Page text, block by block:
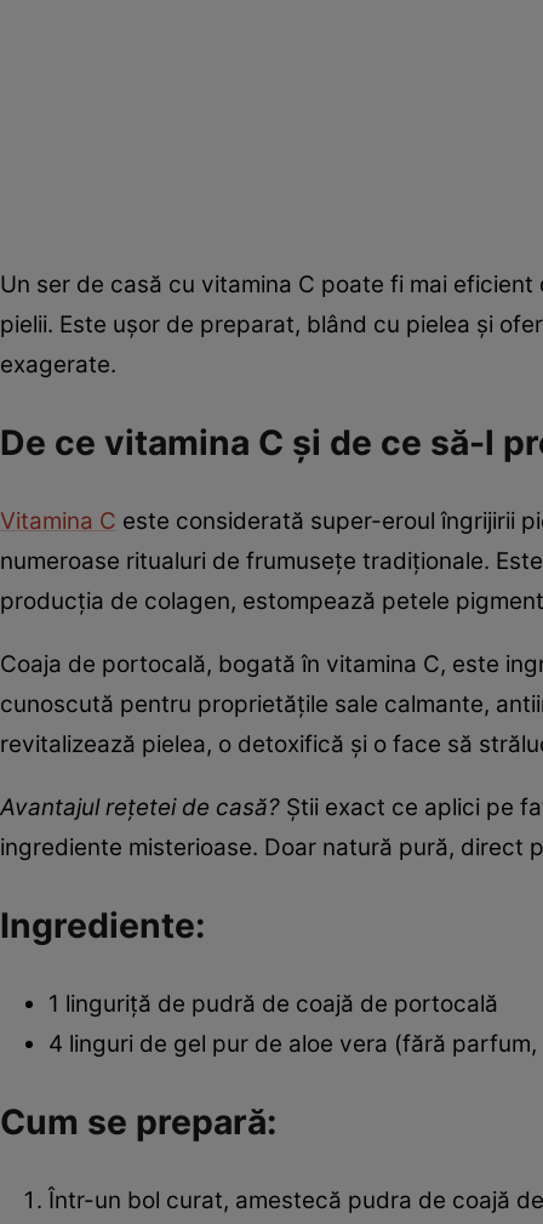
Un ser de casă cu vitamina C poate fi mai
pielii. Este ușor de preparat, blând cu pielea și
exagerate.
De ce vitamina C și de ce să-l
Vitamina C este considerată super-eroul îngrijirii
numeroase ritualuri de frumusețe tradiționale.
producția de colagen, estompează petele
Coaja de portocală, bogată în vitamina C, este
cunoscută pentru proprietățile sale calmante,
revitalizează pielea, o detoxifică și o face să
Avantajul rețetei de casă? Știi exact ce aplici pe
ingrediente misterioase. Doar natură pură, direct
Ingrediente:
1 linguriță de pudră de coajă de portocală
4 linguri de gel pur de aloe vera (fără
Cum se prepară:
Într-un bol curat, amestecă pudra de coajă